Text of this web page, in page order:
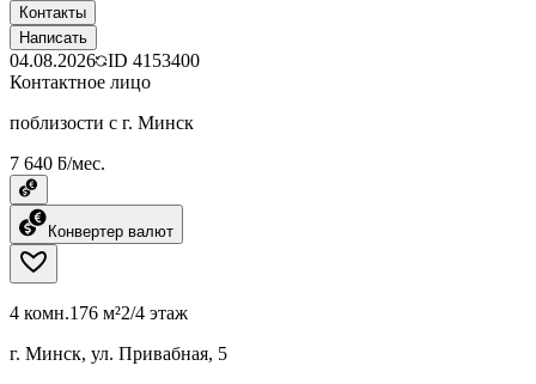
Контакты
Написать
04.08.2026 ID 4153400
Контактное лицо
поблизости с г. Минск
7 640 ƃ/мес.
Конвертер валют
4 комн.176 м²2/4 этаж
г. Минск, ул. Привабная, 5